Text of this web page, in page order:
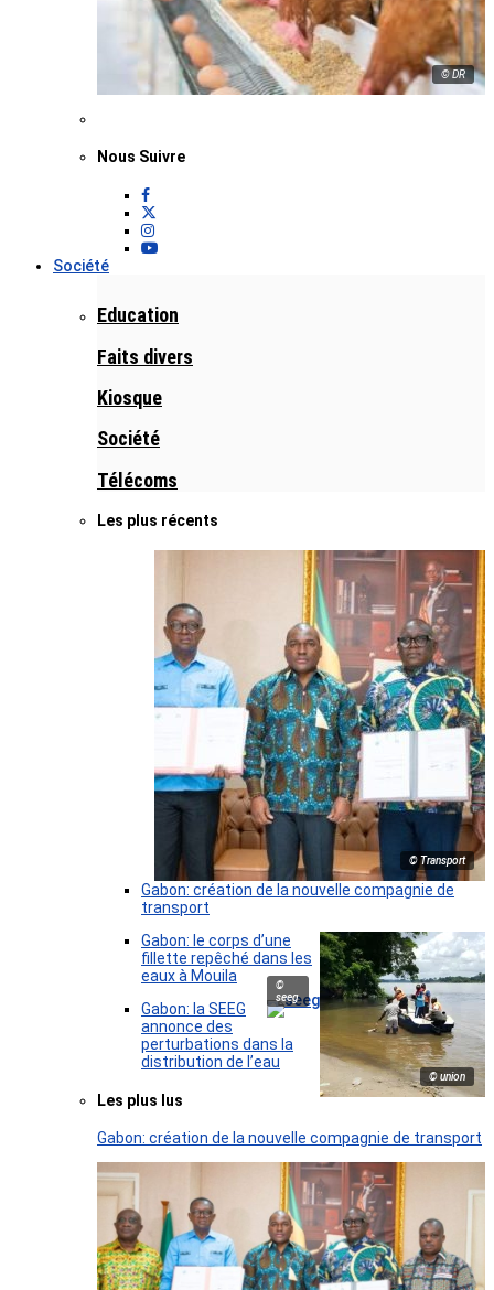
© DR
Nous Suivre
Société
Education
Faits divers
Kiosque
Société
Télécoms
Les plus récents
© Transport
Gabon: création de la nouvelle compagnie de
transport
© union
Gabon: le corps d’une
fillette repêché dans les
eaux à Mouila
©
seeg
Gabon: la SEEG
annonce des
perturbations dans la
distribution de l’eau
Les plus lus
Gabon: création de la nouvelle compagnie de transport